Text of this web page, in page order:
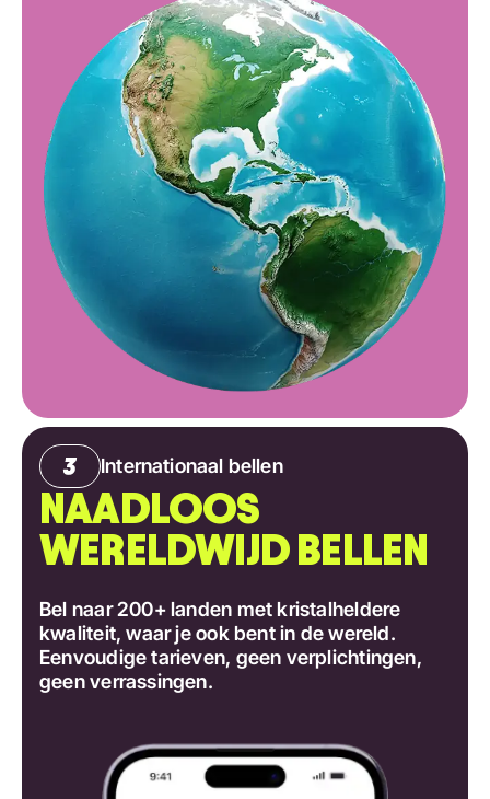
Internationaal bellen
NAADLOOS
WERELDWIJD BELLEN
Bel naar 200+ landen met kristalheldere
kwaliteit, waar je ook bent in de wereld.
Eenvoudige tarieven, geen verplichtingen,
geen verrassingen.